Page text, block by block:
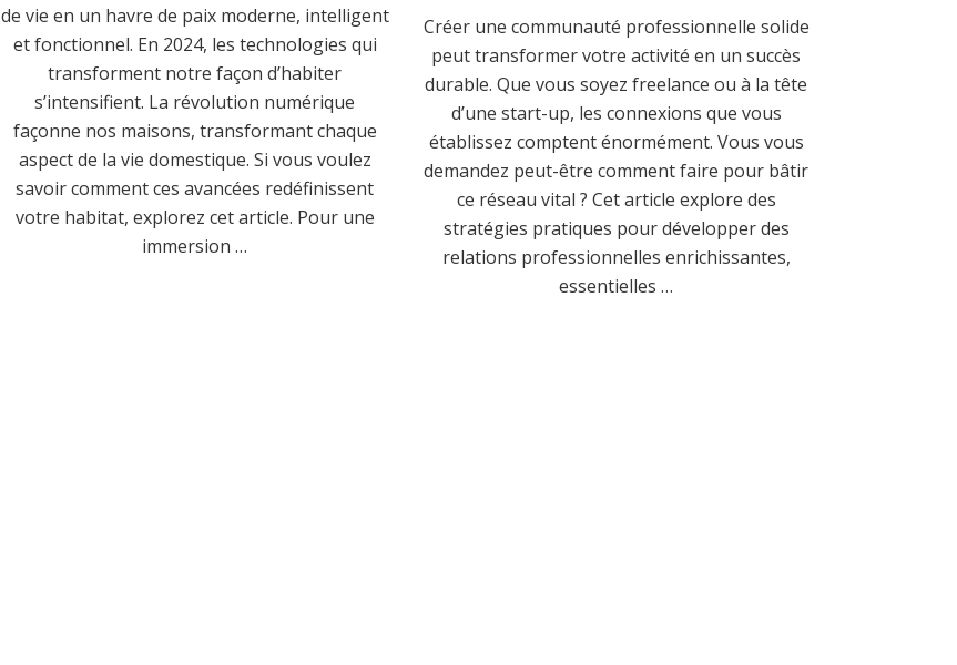
de vie en un havre de paix moderne, intelligent
et fonctionnel. En 2024, les technologies qui
transforment notre façon d’habiter
s’intensifient. La révolution numérique
façonne nos maisons, transformant chaque
aspect de la vie domestique. Si vous voulez
savoir comment ces avancées redéfinissent
votre habitat, explorez cet article. Pour une
immersion …
Créer une communauté professionnelle solide
peut transformer votre activité en un succès
durable. Que vous soyez freelance ou à la tête
d’une start-up, les connexions que vous
établissez comptent énormément. Vous vous
demandez peut-être comment faire pour bâtir
ce réseau vital ? Cet article explore des
stratégies pratiques pour développer des
relations professionnelles enrichissantes,
essentielles …